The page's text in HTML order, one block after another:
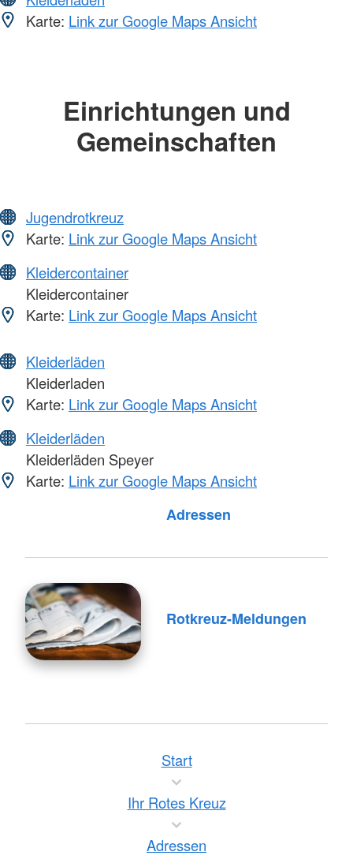
Karte: Link zur Google Maps Ansicht
Einrichtungen und
Gemeinschaften
Jugendrotkreuz
Karte: Link zur Google Maps Ansicht
Kleidercontainer
Kleidercontainer
Karte: Link zur Google Maps Ansicht
Kleiderläden
Kleiderladen
Karte: Link zur Google Maps Ansicht
Kleiderläden
Kleiderläden Speyer
Karte: Link zur Google Maps Ansicht
Adressen
Rotkreuz-Meldungen
Start
Ihr Rotes Kreuz
Adressen